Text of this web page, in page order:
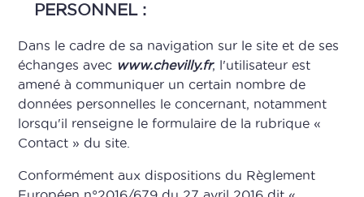
PERSONNEL :
Dans le cadre de sa navigation sur le site et de ses
échanges avec www.chevilly.fr, l'utilisateur est
amené à communiquer un certain nombre de
données personnelles le concernant, notamment
lorsqu'il renseigne le formulaire de la rubrique «
Contact » du site.
Conformément aux dispositions du Règlement